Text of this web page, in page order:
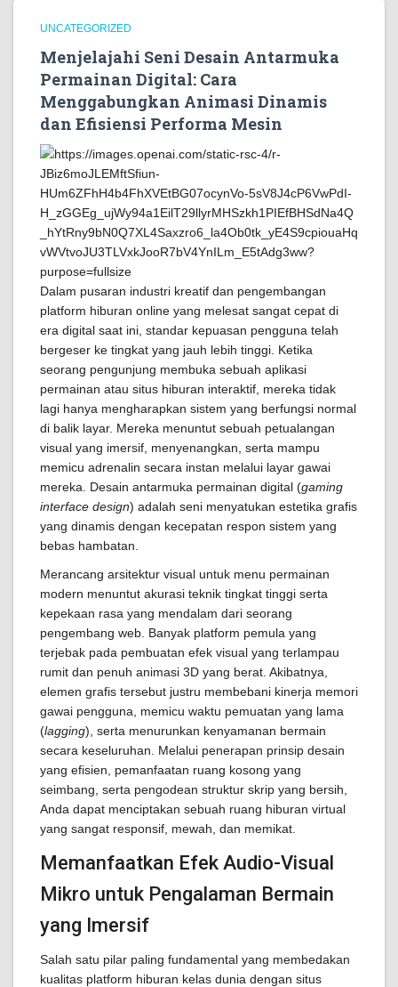
UNCATEGORIZED
Menjelajahi Seni Desain Antarmuka
Permainan Digital: Cara
Menggabungkan Animasi Dinamis
dan Efisiensi Performa Mesin
Dalam pusaran industri kreatif dan pengembangan
platform hiburan online yang melesat sangat cepat di
era digital saat ini, standar kepuasan pengguna telah
bergeser ke tingkat yang jauh lebih tinggi. Ketika
seorang pengunjung membuka sebuah aplikasi
permainan atau situs hiburan interaktif, mereka tidak
lagi hanya mengharapkan sistem yang berfungsi normal
di balik layar. Mereka menuntut sebuah petualangan
visual yang imersif, menyenangkan, serta mampu
memicu adrenalin secara instan melalui layar gawai
mereka. Desain antarmuka permainan digital (gaming
interface design) adalah seni menyatukan estetika grafis
yang dinamis dengan kecepatan respon sistem yang
bebas hambatan.
Merancang arsitektur visual untuk menu permainan
modern menuntut akurasi teknik tingkat tinggi serta
kepekaan rasa yang mendalam dari seorang
pengembang web. Banyak platform pemula yang
terjebak pada pembuatan efek visual yang terlampau
rumit dan penuh animasi 3D yang berat. Akibatnya,
elemen grafis tersebut justru membebani kinerja memori
gawai pengguna, memicu waktu pemuatan yang lama
(lagging), serta menurunkan kenyamanan bermain
secara keseluruhan. Melalui penerapan prinsip desain
yang efisien, pemanfaatan ruang kosong yang
seimbang, serta pengodean struktur skrip yang bersih,
Anda dapat menciptakan sebuah ruang hiburan virtual
yang sangat responsif, mewah, dan memikat.
Memanfaatkan Efek Audio-Visual
Mikro untuk Pengalaman Bermain
yang Imersif
Salah satu pilar paling fundamental yang membedakan
kualitas platform hiburan kelas dunia dengan situs